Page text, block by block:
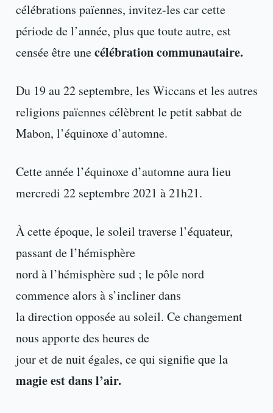
célébrations païennes, invitez-les car cette
période de l’année, plus que toute autre, est
censée être unecélébration communautaire.
Du 19 au 22 septembre, les Wiccans et les autres
religions païennes célèbrent le petit sabbat de
Mabon, l’équinoxe d’automne.
Cette année l’équinoxe d’automne aura lieu
mercredi 22 septembre 2021 à 21h21.
À cette époque, le soleil traverse l’équateur,
passant de l’hémisphère
nord à l’hémisphère sud ; le pôle nord
commence alors à s’incliner dans
la direction opposée au soleil. Ce changement
nous apporte des heures de
jour et de nuit égales, ce qui signifie que la
magie est dans l’air.